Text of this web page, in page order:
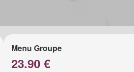
Menu Groupe
23.90 €